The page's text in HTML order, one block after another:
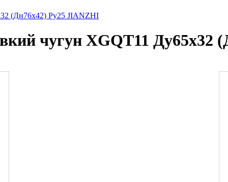
(Дн76х42) Ру25 JIANZHI
чугун XGQT11 Ду65х32